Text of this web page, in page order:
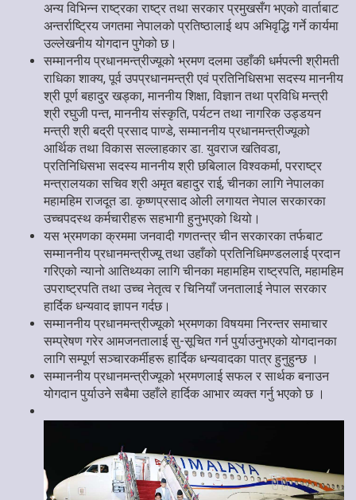
अन्य विभिन्न राष्ट्रका राष्ट्र तथा सरकार प्रमुखसँग भएको वार्ताबाट
अन्तर्राष्ट्रिय जगतमा नेपालको प्रतिष्ठालाई थप अभिवृद्धि गर्ने कार्यमा
उल्लेखनीय योगदान पुगेको छ।
सम्माननीय प्रधानमन्त्रीज्यूको भ्रमण दलमा उहाँकी धर्मपत्नी श्रीमती
राधिका शाक्य, पूर्व उपप्रधानमन्त्री एवं प्रतिनिधिसभा सदस्य माननीय
श्री पूर्ण बहादुर खड्का, माननीय शिक्षा, विज्ञान तथा प्रविधि मन्त्री
श्री रघुजी पन्त, माननीय संस्कृति, पर्यटन तथा नागरिक उड्डयन
मन्त्री श्री बद्री प्रसाद पाण्डे, सम्माननीय प्रधानमन्त्रीज्यूको
आर्थिक तथा विकास सल्लाहकार डा. युवराज खतिवडा,
प्रतिनिधिसभा सदस्य माननीय श्री छबिलाल विश्वकर्मा, परराष्ट्र
मन्त्रालयका सचिव श्री अमृत बहादुर राई, चीनका लागि नेपालका
महामहिम राजदूत डा. कृष्णप्रसाद ओली लगायत नेपाल सरकारका
उच्चपदस्थ कर्मचारीहरू सहभागी हुनुभएको थियो।
यस भ्रमणका क्रममा जनवादी गणतन्त्र चीन सरकारका तर्फबाट
सम्माननीय प्रधानमन्त्रीज्यू तथा उहाँको प्रतिनिधिमण्डललाई प्रदान
गरिएको न्यानो आतिथ्यका लागि चीनका महामहिम राष्ट्रपति, महामहिम
उपराष्ट्रपति तथा उच्च नेतृत्व र चिनियाँ जनतालाई नेपाल सरकार
हार्दिक धन्यवाद ज्ञापन गर्दछ।
सम्माननीय प्रधानमन्त्रीज्यूको भ्रमणका विषयमा निरन्तर समाचार
सम्प्रेषण गरेर आमजनतालाई सु-सूचित गर्न पुर्याउनुभएको योगदानका
लागि सम्पूर्ण सञ्चारकर्मीहरू हार्दिक धन्यवादका पात्र हुनुहुन्छ ।
सम्माननीय प्रधानमन्त्रीज्यूको भ्रमणलाई सफल र सार्थक बनाउन
योगदान पुर्याउने सबैमा उहाँले हार्दिक आभार व्यक्त गर्नु भएको छ ।